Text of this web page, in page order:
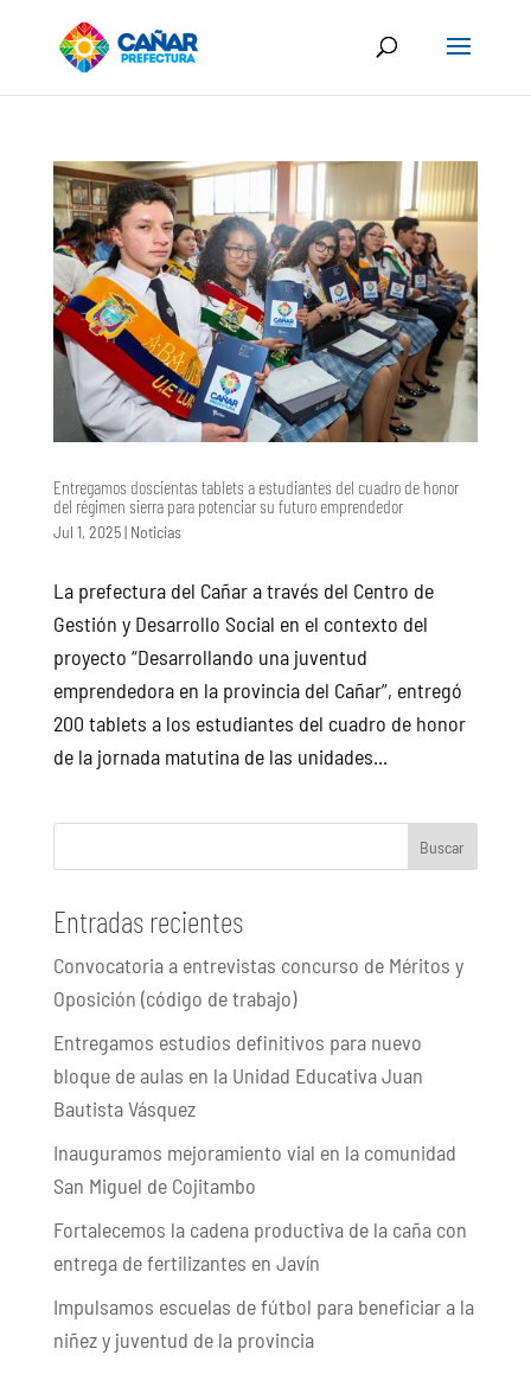
Entregamos doscientas tablets a estudiantes del cuadro de honor
del régimen sierra para potenciar su futuro emprendedor
Jul 1, 2025| Noticias
La prefectura del Cañar a través del Centro de
Gestión y Desarrollo Social en el contexto del
proyecto “Desarrollando una juventud
emprendedora en la provincia del Cañar”, entregó
200 tablets a los estudiantes del cuadro de honor
de la jornada matutina de las unidades...
Buscar
Entradas recientes
Convocatoria a entrevistas concurso de Méritos y
Oposición (código de trabajo)
Entregamos estudios definitivos para nuevo
bloque de aulas en la Unidad Educativa Juan
Bautista Vásquez
Inauguramos mejoramiento vial en la comunidad
San Miguel de Cojitambo
Fortalecemos la cadena productiva de la caña con
entrega de fertilizantes en Javín
Impulsamos escuelas de fútbol para beneficiar a la
niñez y juventud de la provincia